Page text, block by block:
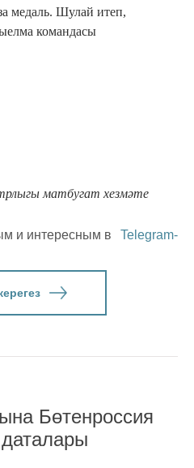
медаль. Шулай итеп,
командасы
матбугат хезмәте
и интересным в
Telegram-
Бөтенроссия